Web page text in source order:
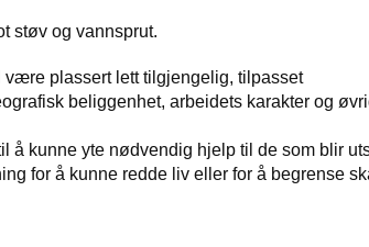
støv og vannsprut.
være plassert lett tilgjengelig, tilpasset
beliggenhet, arbeidets karakter og
å kunne yte nødvendig hjelp til de som blir
for å kunne redde liv eller for å begrense